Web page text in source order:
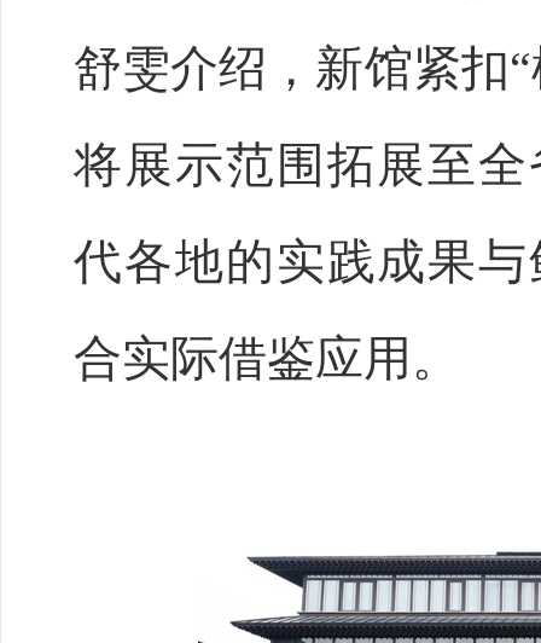
舒雯介绍，新馆紧扣
将展示范围拓展至
代各地的实践成果
合实际借鉴应用。